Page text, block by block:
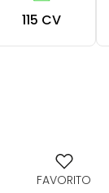
115 CV
FAVORITO